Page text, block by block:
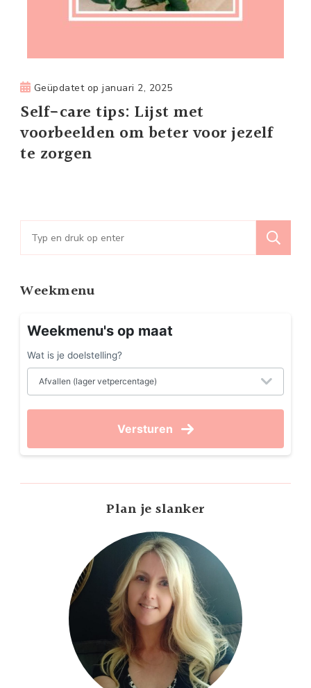
Geüpdatet opjanuari 2, 2025
Self-care tips: Lijst met
voorbeelden om beter voor jezelf
te zorgen
Zoeken
naar:
Weekmenu
Weekmenu's op maat
Wat is je doelstelling?
Versturen
Plan je slanker